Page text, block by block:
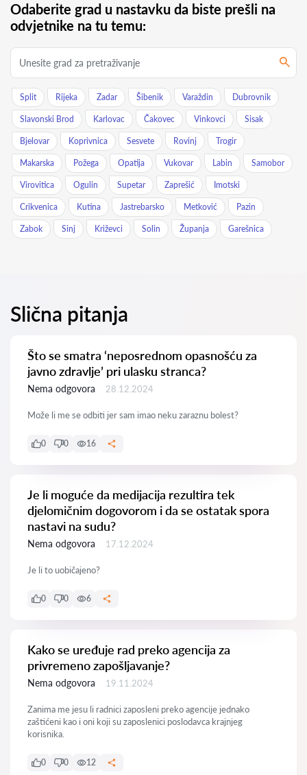
Odaberite grad u nastavku da biste prešli na
odvjetnike na tu temu:
Split Rijeka Zadar Šibenik Varaždin Dubrovnik
Slavonski Brod Karlovac Čakovec Vinkovci Sisak
Bjelovar Koprivnica Sesvete Rovinj Trogir
Makarska Požega Opatija Vukovar Labin Samobor
Virovitica Ogulin Supetar Zaprešić Imotski
Crikvenica Kutina Jastrebarsko Metković Pazin
Zabok Sinj Križevci Solin Županja Garešnica
Slična pitanja
Što se smatra ‘neposrednom opasnošću za
javno zdravlje’ pri ulasku stranca?
Nema odgovora 28.12.2024
Može li me se odbiti jer sam imao neku zaraznu bolest?
0 0 16
Je li moguće da medijacija rezultira tek
djelomičnim dogovorom i da se ostatak spora
nastavi na sudu?
Nema odgovora 17.12.2024
Je li to uobičajeno?
0 0 6
Kako se uređuje rad preko agencija za
privremeno zapošljavanje?
Nema odgovora 19.11.2024
Zanima me jesu li radnici zaposleni preko agencije jednako
zaštićeni kao i oni koji su zaposlenici poslodavca krajnjeg
korisnika.
0 0 12